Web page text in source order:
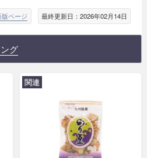
版ページ 最終更新日：2026年02月14日
グ
関連